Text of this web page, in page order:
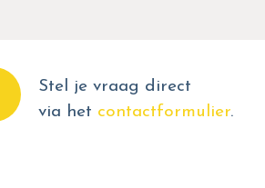
Stel je vraag direct
via het contactformulier.